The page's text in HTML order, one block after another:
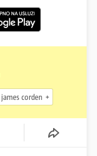
james corden